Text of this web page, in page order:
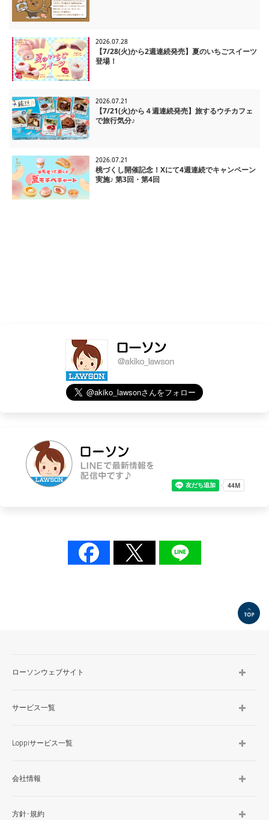
2026.07.28
【7/28(火)から2週連続発売】夏のいちごスイーツ
登場！
2026.07.21
【7/21(火)から４週連続発売】旅するウチカフェ
で旅行気分♪
2026.07.21
桃づくし開催記念！Xにて4週連続でキャンペーン
実施♪ 第3回・第4回
ローソンウェブサイト
サービス一覧
Loppiサービス一覧
会社情報
方針･規約